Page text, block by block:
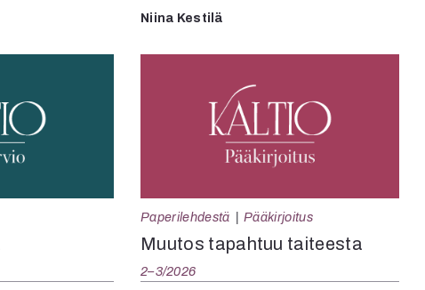
Niina Kestilä
Paperilehdestä Pääkirjoitus
Muutos tapahtuu taiteesta
2–3/2026